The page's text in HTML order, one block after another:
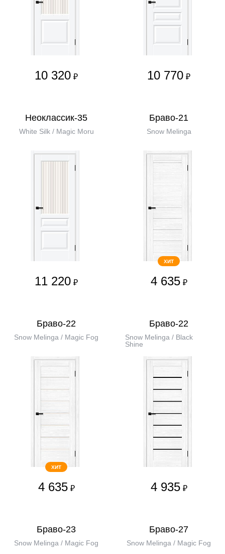
10 320 ₽ 10 770 ₽
Неоклассик-35
White Silk / Magic Moru
11 220 ₽
Браво-21
Snow Melinga
ХИТ
4 635 ₽
Браво-22
Snow Melinga / Magic Fog
ХИТ
4 635 ₽
Браво-22
Snow Melinga / Black
Shine
4 935 ₽
Браво-23
Snow Melinga / Magic Fog
Браво-27
Snow Melinga / Magic Fog